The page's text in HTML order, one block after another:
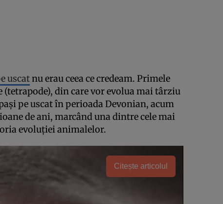
uscatnu erau ceea ce credeam. Primele
(tetrapode), din care vor evolua mai târziu
pe uscat în perioada Devonian, acum
de ani, marcând una dintre cele mai
evoluției animalelor.
Citește articolul